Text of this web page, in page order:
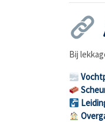
Bij